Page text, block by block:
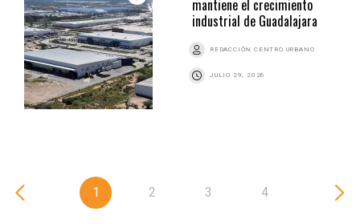
mantiene el crecimiento
industrial de Guadalajara
REDACCIÓN CENTRO URBANO
JULIO 29, 2026
1 2 3 4